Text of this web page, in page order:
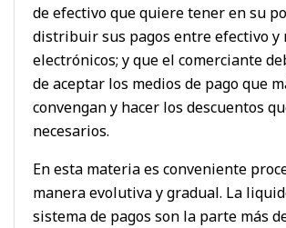
de efectivo que quiere tener en su
distribuir sus pagos entre efectivo y
electrónicos; y que el comerciante
de aceptar los medios de pago que
convengan y hacer los descuentos
necesarios.
En esta materia es conveniente
manera evolutiva y gradual. La
sistema de pagos son la parte más